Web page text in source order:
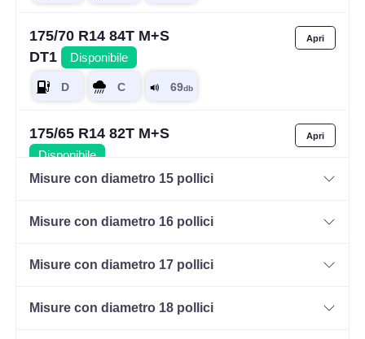
175/70 R14 84T M+S
DT1
Disponibile
175/65 R14 82T M+S
Disponibile
175/65 R14 86H M+S XL
Misure con diametro 15 pollici
Misure con diametro 16 pollici
Misure con diametro 17 pollici
Misure con diametro 18 pollici